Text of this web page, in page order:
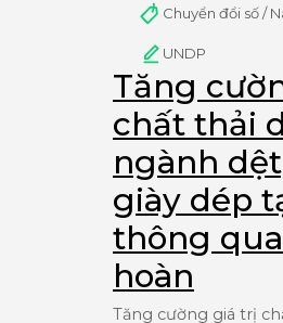
Chuyển đổi số /
UNDP
Tăng
chất thải
ngành
giày dép
thông
hoàn
Tăng cường giá trị